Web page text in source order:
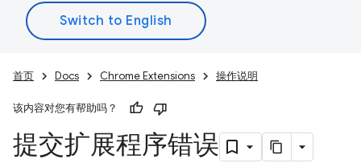
首页 Docs Chrome Extensions 操作说明
该内容对您有帮助吗？
提交扩展程序错误